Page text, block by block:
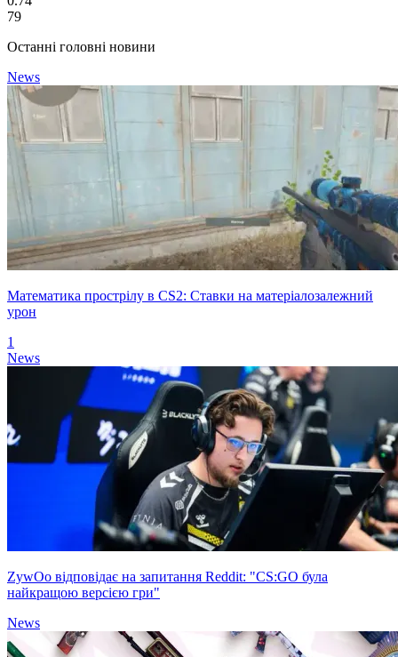
79
Останні головні новини
News
Математика прострілу в CS2: Ставки на матеріалозалежний
урон
1
News
ZywOo відповідає на запитання Reddit: "CS:GO була
найкращою версією гри"
News